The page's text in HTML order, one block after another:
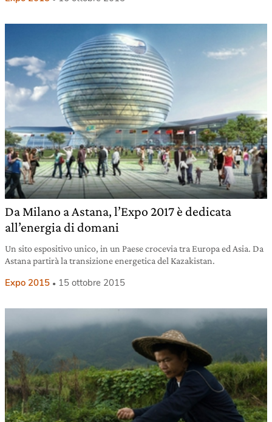
Da Milano a Astana, l’Expo 2017 è dedicata
all’energia di domani
Un sito espositivo unico, in un Paese crocevia tra Europa ed Asia. Da
Astana partirà la transizione energetica del Kazakistan.
Expo 2015 15 ottobre 2015